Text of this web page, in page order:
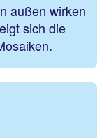
außen wirken
sich die